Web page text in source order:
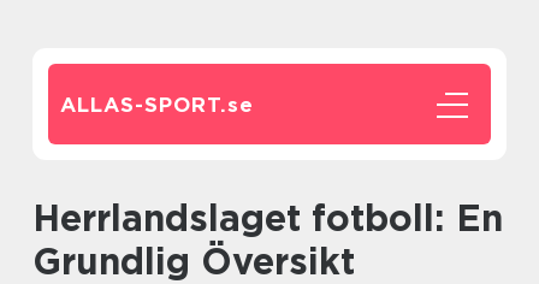
ALLAS-SPORT.se
Herrlandslaget fotboll: En
Grundlig Översikt